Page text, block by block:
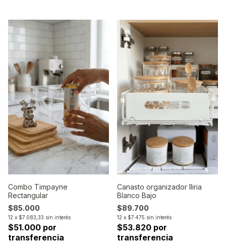
Combo Timpayne
Rectangular
$85.000
12 x $7.083,33 sin interés
$51.000 por
transferencia
Canasto organizador Iliria
Blanco Bajo
$89.700
12 x $7.475 sin interés
$53.820 por
transferencia